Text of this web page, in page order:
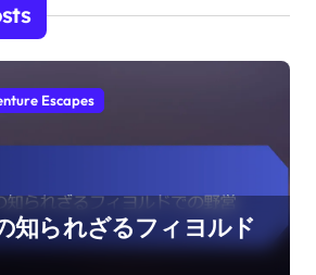
Escapes
知られざるフィヨルド